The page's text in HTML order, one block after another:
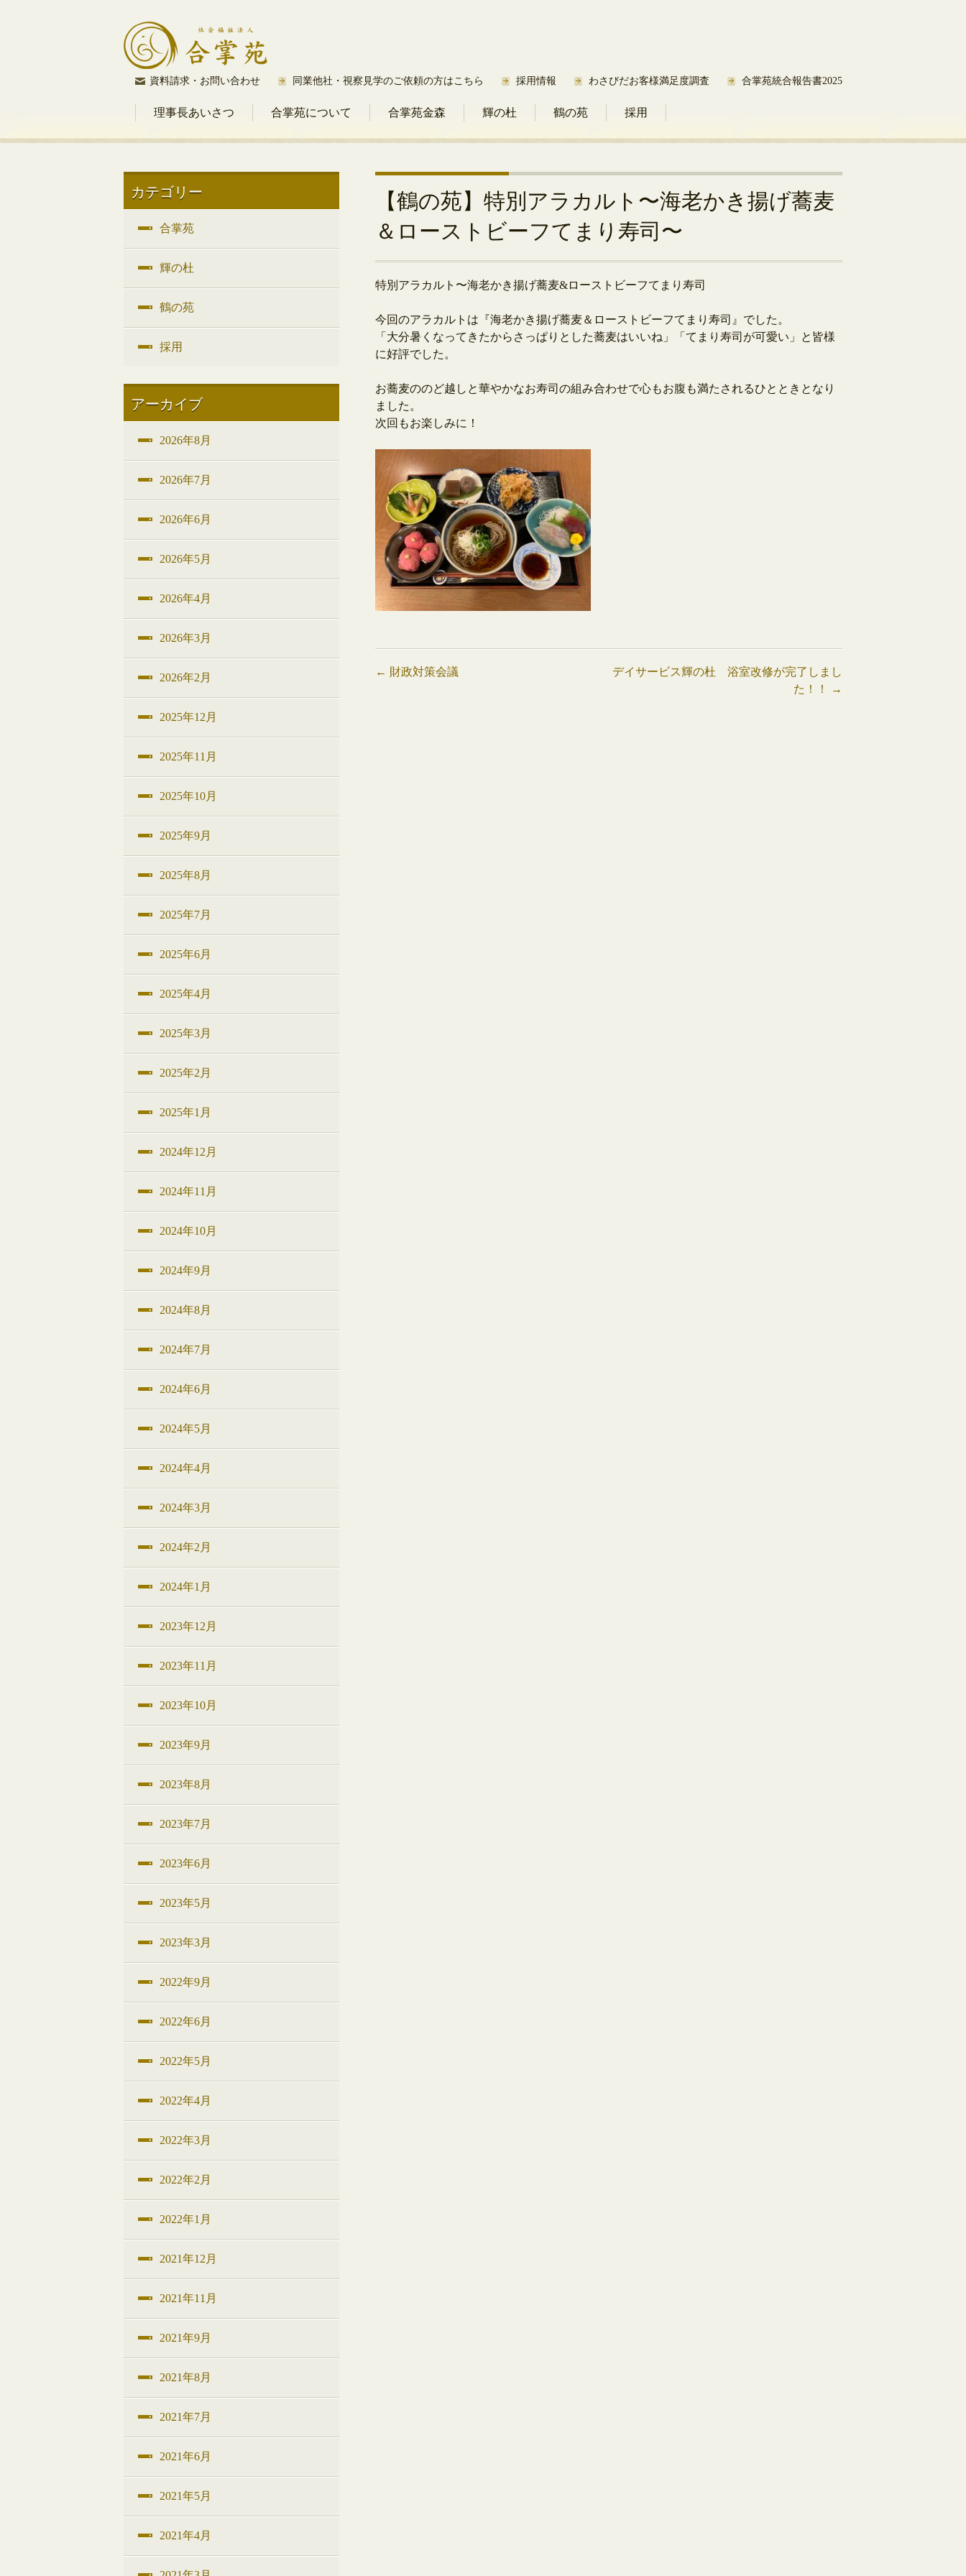
コ
キ
資料請求・お問い合わせ 同業他社・視察見学のご依頼の方はこちら 採用情報 わさびだお客様満足度調査 合掌苑統合報告書2025
理事長あいさつ 合掌苑について 合掌苑金森 輝の杜 鶴の苑 採用
【鶴の苑】特別アラカルト〜海老かき揚げ蕎麦
＆ローストビーフてまり寿司〜
特別アラカルト〜海老かき揚げ蕎麦&ローストビーフてまり寿司
今回のアラカルトは『海老かき揚げ蕎麦＆ ローストビーフてまり寿司』でした。
「大分暑くなってきたからさっぱりとした蕎麦はいいね」「 てまり寿司が可愛い」と皆様
に好評でした。
お蕎麦ののど越しと華やかなお寿司の組み合わせで心もお腹も満た されるひととき となり
ました。
次回もお楽しみに！
投
← 財政対策会議
デイサービス輝の杜 浴室改修が完了しまし
た！！
→
カテゴリー
合掌苑
輝の杜
鶴の苑
採用
アーカイブ
2026年8月
2026年7月
2026年6月
2026年5月
2026年4月
2026年3月
2026年2月
2025年12月
2025年11月
2025年10月
2025年9月
2025年8月
2025年7月
2025年6月
2025年4月
2025年3月
2025年2月
2025年1月
2024年12月
2024年11月
2024年10月
2024年9月
2024年8月
2024年7月
2024年6月
2024年5月
2024年4月
2024年3月
2024年2月
2024年1月
2023年12月
2023年11月
2023年10月
2023年9月
2023年8月
2023年7月
2023年6月
2023年5月
2023年3月
2022年9月
2022年6月
2022年5月
2022年4月
2022年3月
2022年2月
2022年1月
2021年12月
2021年11月
2021年9月
2021年8月
2021年7月
2021年6月
2021年5月
2021年4月